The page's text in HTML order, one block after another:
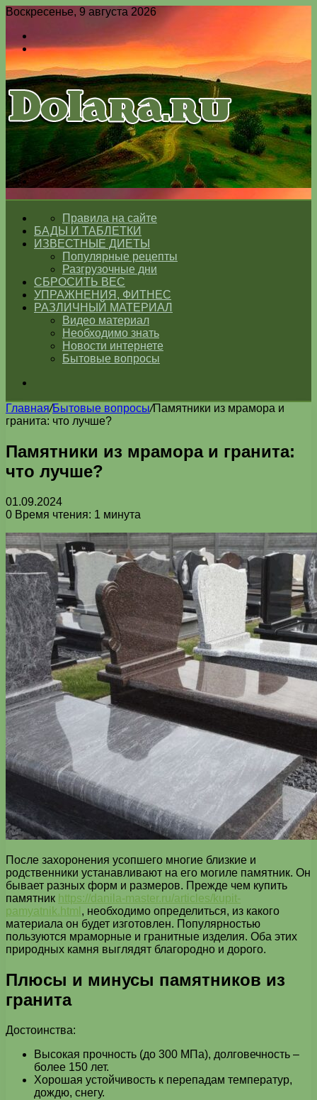
Воскресенье, 9 августа 2026
Switch
skin
Меню
Switch
ГЛАВНАЯПравила на сайте
БАДЫ И ТАБЛЕТКИ
ИЗВЕСТНЫЕ ДИЕТЫ
Популярные рецепты
Разгрузочные дни
СБРОСИТЬ ВЕС
УПРАЖНЕНИЯ, ФИТНЕС
РАЗЛИЧНЫЙ МАТЕРИАЛ
Видео материал
Необходимо знать
Новости интернете
Бытовые вопросы
Главная/Бытовые вопросы/Памятники из мрамора и
гранита: что лучше?
Памятники из мрамора и гранита:
что лучше?
01.09.2024
0 Время чтения: 1 минута
После захоронения усопшего многие близкие и
родственники устанавливают на его могиле памятник. Он
бывает разных форм и размеров. Прежде чем купить
памятник https://danila-master.ru/articles/kupit-
pamyatnik.html , необходимо определиться, из какого
материала он будет изготовлен. Популярностью
пользуются мраморные и гранитные изделия. Оба этих
природных камня выглядят благородно и дорого.
Плюсы и минусы памятников из
гранита
Достоинства:
Высокая прочность (до 300 МПа), долговечность –
более 150 лет.
Хорошая устойчивость к перепадам температур,
дождю, снегу.